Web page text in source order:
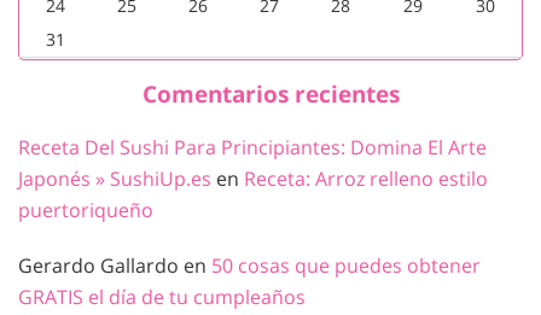
24
25 26 27 28 29
30
31
Comentarios recientes
Receta Del Sushi Para Principiantes: Domina El Arte
Japonés » SushiUp.es en Receta: Arroz relleno estilo
puertoriqueño
Gerardo Gallardo en 50 cosas que puedes obtener
GRATIS el día de tu cumpleaños